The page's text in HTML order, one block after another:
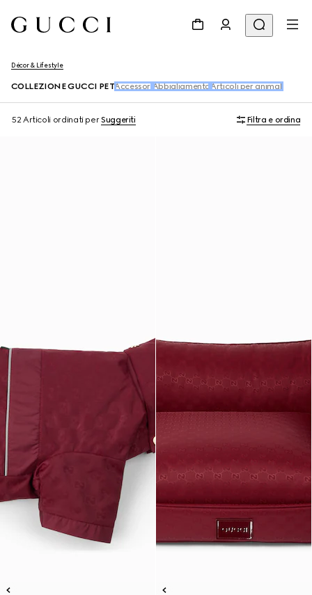
Décor & Lifestyle
COLLEZIONE GUCCI PET Accessori Abbigliamento Articoli per animali
52 Articoli ordinati perSuggeriti Filtra e ordina